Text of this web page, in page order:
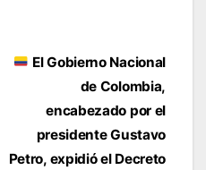
El Gobierno Nacional
de Colombia,
encabezado por el
presidente Gustavo
Petro, expidió el Decreto